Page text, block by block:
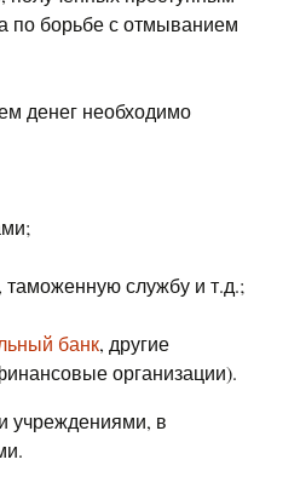
по борьбе с отмыванием
денег необходимо
службу и т.д.;
банк, другие
организации).
учреждениями, в